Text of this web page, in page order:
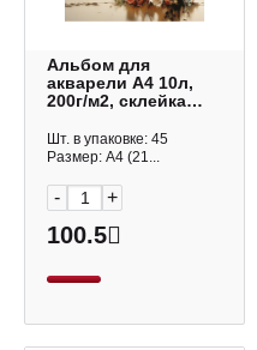
Альбом для
акварели А4 10л,
200г/м2, склейка
10Аа4лтВк_3113
Hatber
Шт. в упаковке: 45
Размер: А4 (21...
- +
100.5